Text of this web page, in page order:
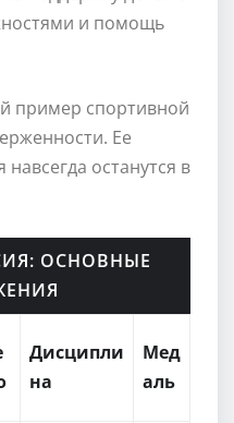
и помощь
пример спортивной
Ее
останутся в
ОСНОВНЫЕ
Дисципли
на
Мед
аль